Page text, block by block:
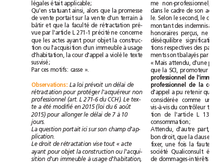
légales
était
applicable;
Qu'en
statuant ainsi, alors que la
promesse
de
vente portait sur la vente d'un terrain à
bâtir et que la faculté de rétractation
pré-
vue
par l'article L 271-1 précité ne
concerne
que
les actes ayant pour objet la
construc-
tion
ou l'acquisition d'un immeuble à usage
d'habitation, la cour a violé le texte
susvisé;
Par
ces motifs: casse ».
Observations: La loi prévoit un délai de
rétractation pour protéger l'acquéreur non
professionnel (art. L 271-6 du CCH). Le tex-
te a été modifié en 2015 (loi du 6août
2015) pour allonger le délai de 7 à
10
jours.
La question portait ici sur son champ d'ap-
plication.
Le droit de rétractation vise tout « acte
ayant pour objet la construction ou
l'acqui-
sition
d'un immeuble à usage d'habitation,
me
non-professionnel,
dans le cadre de
son
le.
Selon le second, le
montant
des
honoraires
perçus,
ne
déséquilibre
tions respectives
des
ments
sont balayés par
«
Mais attendu, d'une
que la SCI, promoteur
professionnel de
professionnel de la
a pu retenir
considérée
comme
un
vis-à-vis
du
contrôleur
tion
de l'article L
consommation;
Attendu,
d'autre
part,
bon
droit, que la
clause
fixer,
une fois la faute
société
Qualiconsult
de
dommages-intérêts